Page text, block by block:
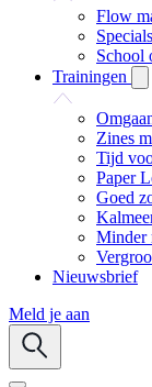
Flow
Specials
School
Trainingen
Zines
Tijd
Paper
Goed
Minder
Nieuwsbrief
Meld je aan